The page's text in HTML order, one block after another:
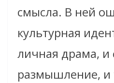
смысла. В ней
культурная
личная драма, и
размышление, и